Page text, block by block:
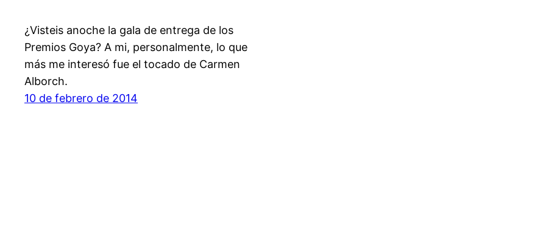
¿Visteis anoche la gala de entrega de los
Premios Goya? A mi, personalmente, lo que
más me interesó fue el tocado de Carmen
Alborch.
10 de febrero de 2014